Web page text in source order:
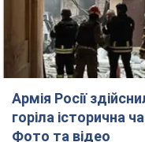
Нардепи взяли
елітних квартир у
просив кошти та
Як працює особлива
користується
4 години тому